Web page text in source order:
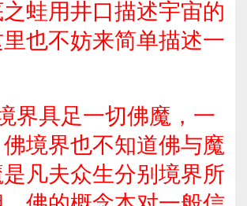
蛙用井口描述宇宙的
也不妨来简单描述一
足一切佛魔，一
境界也不知道佛与魔
凡夫众生分别境界所